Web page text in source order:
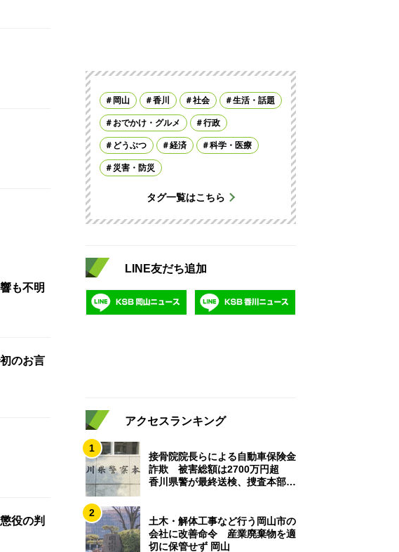
も不明
のお言
役の判
岡山 香川 社会 生活・話題
おでかけ・グルメ 行政
どうぶつ 経済 科学・医療
災害・防災
タグ一覧はこちら
LINE友だち追加
アクセスランキング
1
接骨院院長らによる自動車保険金
詐欺 被害総額は2700万円超
香川県警が最終送検、捜査本部解
2
土木・解体工事など行う岡山市の
会社に改善命令 産業廃棄物を適
切に保管せず 岡山